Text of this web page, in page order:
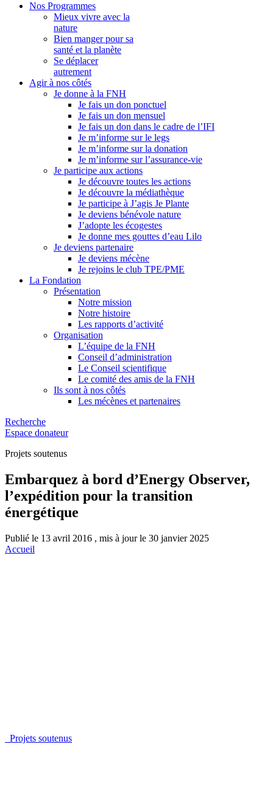
Nos Programmes
Mieux vivre avec la
nature
Bien manger pour sa
santé et la planète
Se déplacer
autrement
Agir à nos côtés
Je donne à la FNH
Je fais un don ponctuel
Je fais un don mensuel
Je fais un don dans le cadre de l’IFI
Je m’informe sur le legs
Je m’informe sur la donation
Je m’informe sur l’assurance-vie
Je participe aux actions
Je découvre toutes les actions
Je découvre la médiathèque
Je participe à J’agis Je Plante
Je deviens bénévole nature
J’adopte les écogestes
Je donne mes gouttes d’eau Lilo
Je deviens partenaire
Je deviens mécène
Je rejoins le club TPE/PME
La Fondation
Présentation
Notre mission
Notre histoire
Les rapports d’activité
Organisation
L’équipe de la FNH
Conseil d’administration
Le Conseil scientifique
Le comité des amis de la FNH
Ils sont à nos côtés
Les mécènes et partenaires
Recherche
Espace donateur
Projets soutenus
Embarquez à bord d’Energy Observer,
l’expédition pour la transition
énergétique
Publié le 13 avril 2016 , mis à jour le 30 janvier 2025
Accueil
Projets soutenus